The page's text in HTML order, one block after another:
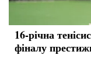
16-річна
фіналу